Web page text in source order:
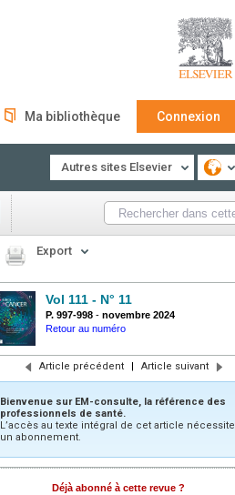
Ma bibliothèque Connexion
Autres sites Elsevier
Export
Vol 111 - N° 11
P. 997-998 - novembre 2024
Retour au numéro
Article précédent | Article suivant
Bienvenue sur EM-consulte, la référence des
professionnels de santé.
L’accès au texte intégral de cet article nécessite
un abonnement.
Déjà abonné à cette revue ?